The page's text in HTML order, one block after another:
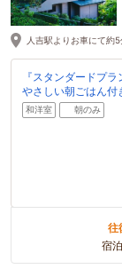
人吉駅よりお車にて約
『スタンダードプ
やさしい朝ごはん付
和洋室 朝のみ
往
宿